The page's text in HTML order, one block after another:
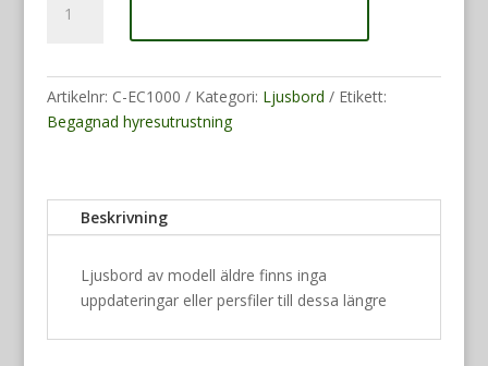
Echelon
Artikelnr: C-EC1000 Kategori: Ljusbord
Etikett:
Begagnad hyresutrustning
Beskrivning
Ljusbord av modell äldre finns inga
uppdateringar eller persfiler till dessa längre